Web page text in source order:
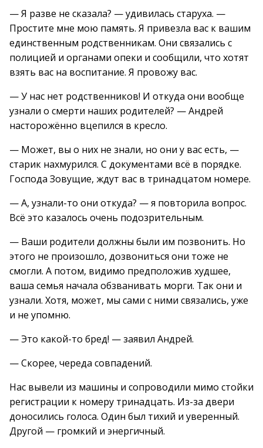
— Я разве не сказала? — удивилась старуха. —
Простите мне мою память. Я привезла вас к вашим
единственным родственникам. Они связались с
полицией и органами опеки и сообщили, что хотят
взять вас на воспитание. Я провожу вас.
— У нас нет родственников! И откуда они вообще
узнали о смерти наших родителей? — Андрей
насторожённо вцепился в кресло.
— Может, вы о них не знали, но они у вас есть, —
старик нахмурился. С документами всё в порядке.
Господа Зовущие, ждут вас в тринадцатом номере.
— А, узнали-то они откуда? — я повторила вопрос.
Всё это казалось очень подозрительным.
— Ваши родители должны были им позвонить. Но
этого не произошло, дозвониться они тоже не
смогли. А потом, видимо предположив худшее,
ваша семья начала обзванивать морги. Так они и
узнали. Хотя, может, мы сами с ними связались, уже
и не упомню.
— Это какой-то бред! — заявил Андрей.
— Скорее, череда совпадений.
Нас вывели из машины и сопроводили мимо стойки
регистрации к номеру тринадцать. Из-за двери
доносились голоса. Один был тихий и уверенный.
Другой — громкий и энергичный.